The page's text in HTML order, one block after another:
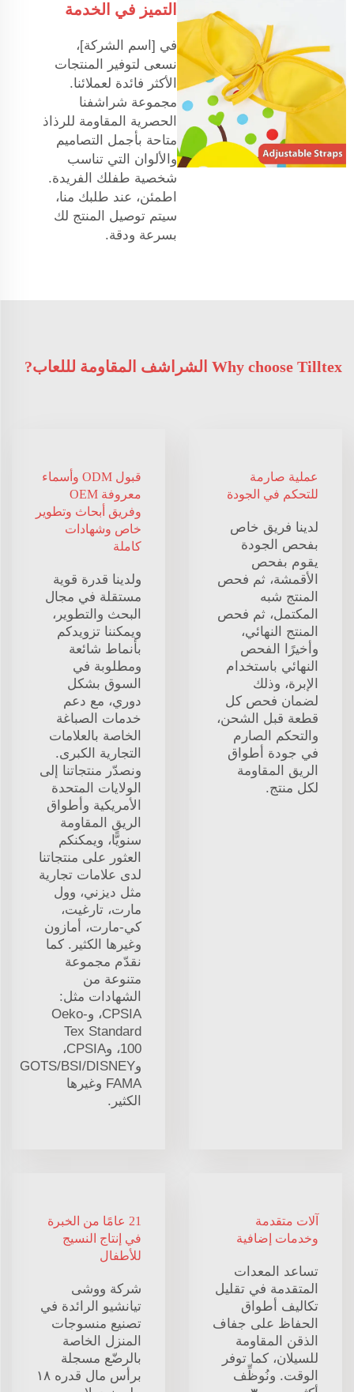
التميز في الخدمة
في [اسم الشركة]،
نسعى لتوفير المنتجات
الأكثر فائدة لعملائنا.
مجموعة شراشفنا
الحصرية المقاومة للرذاذ
متاحة بأجمل التصاميم
والألوان التي تناسب
شخصية طفلك الفريدة.
اطمئن، عند طلبك منا،
سيتم توصيل المنتج لك
بسرعة ودقة.
Why choose Tilltex الشراشف المقاومة لللعاب?
عملية صارمة
للتحكم في الجودة
لدينا فريق خاص
بفحص الجودة
يقوم بفحص
الأقمشة، ثم فحص
المنتج شبه
المكتمل، ثم فحص
المنتج النهائي،
وأخيرًا الفحص
النهائي باستخدام
الإبرة، وذلك
لضمان فحص كل
قطعة قبل الشحن،
والتحكم الصارم
في جودة أطواق
الريق المقاومة
لكل منتج.
قبول ODM وأسماء
معروفة OEM
وفريق أبحاث وتطوير
خاص وشهادات
كاملة
ولدينا قدرة قوية
مستقلة في مجال
البحث والتطوير،
ويمكننا تزويدكم
بأنماط شائعة
ومطلوبة في
السوق بشكل
دوري، مع دعم
خدمات الصباغة
الخاصة بالعلامات
التجارية الكبرى.
ونصدّر منتجاتنا إلى
الولايات المتحدة
الأمريكية وأطواق
الريق المقاومة
سنويًّا، ويمكنكم
العثور على منتجاتنا
لدى علامات تجارية
مثل ديزني، وول
مارت، تارغيت،
كي-مارت، أمازون
وغيرها الكثير. كما
نقدّم مجموعة
متنوعة من
الشهادات مثل:
CPSIA، وOeko-
Tex Standard
100، وCPSIA،
وGOTS/BSI/DISNEY
FAMA وغيرها
الكثير.
آلات متقدمة
وخدمات إضافية
تساعد المعدات
المتقدمة في تقليل
تكاليف أطواق
الحفاظ على جفاف
الذقن المقاومة
للسيلان، كما توفر
الوقت. ونُوظِّف
21 عامًا من الخبرة
في إنتاج النسيج
للأطفال
شركة ووشى
تيانشيو الرائدة في
تصنيع منسوجات
المنزل الخاصة
بالرضّع مسجلة
برأس مال قدره ١٨